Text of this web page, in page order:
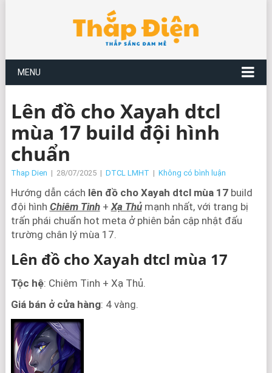
MENU
Lên đồ cho Xayah dtcl
mùa 17 build đội hình
chuẩn
Thap Dien | 28/07/2025 | DTCL LMHT | Không có bình luận
Hướng dẫn cách lên đồ cho Xayah dtcl mùa 17build
đội hình Chiêm Tinh+Xạ Thủmạnh nhất, với trang bị
trấn phái chuẩn hot meta ở phiên bản cập nhật đấu
trường chân lý mùa 17.
Lên đồ cho Xayah dtcl mùa 17
Tộc hệ: Chiêm Tinh + Xạ Thủ.
Giá bán ở cửa hàng: 4 vàng.